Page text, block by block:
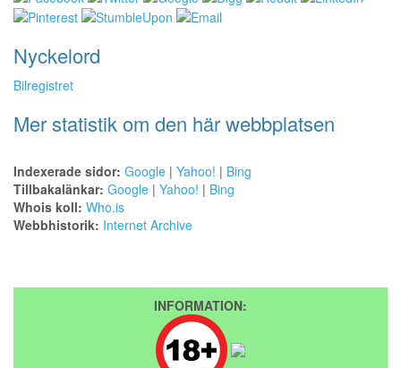
Nyckelord
Bilregistret
Mer statistik om den här webbplatsen
Indexerade sidor: Google | Yahoo! | Bing
Tillbakalänkar: Google | Yahoo! | Bing
Whois koll: Who.is
Webbhistorik: Internet Archive
INFORMATION: